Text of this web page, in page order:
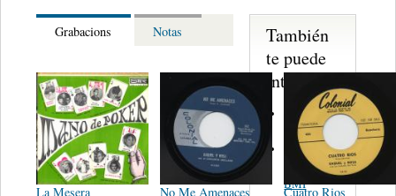
Grabacions Notas
La Mesera No Me Amenaces Cuatro Rios
También
te puede
interesar...
Martinez,
Felipe
Performance
Music Co.
BMI